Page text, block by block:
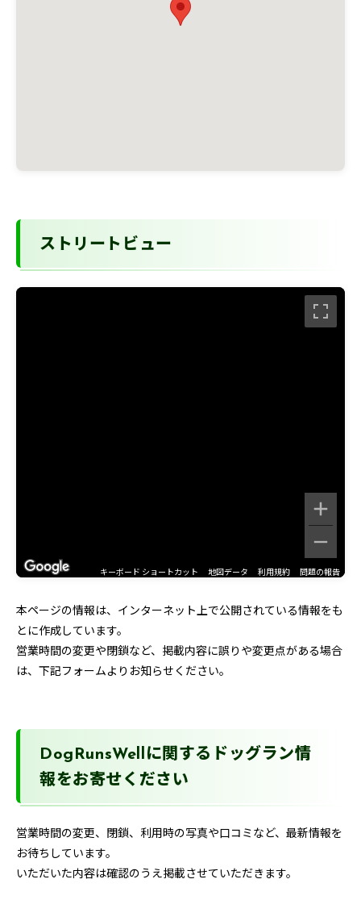
ストリートビュー
キーボード ショートカット 地図データ 利用規約 問題の報告
本ページの情報は、インターネット上で公開されている情報をも
とに作成しています。
営業時間の変更や閉鎖など、掲載内容に誤りや変更点がある場合
は、下記フォームよりお知らせください。
DogRunsWellに関するドッグラン情
報をお寄せください
営業時間の変更、閉鎖、利用時の写真や口コミなど、最新情報を
お待ちしています。
いただいた内容は確認のうえ掲載させていただきます。